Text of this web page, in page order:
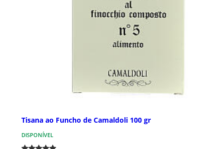
Tisana ao Funcho de Camaldoli 100 gr
DISPONÍVEL